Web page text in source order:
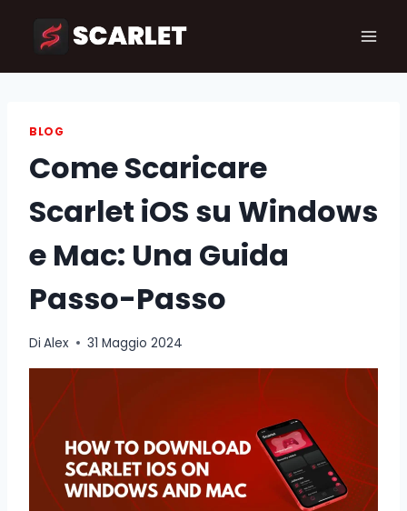
BLOG
Come Scaricare
Scarlet iOS su Windows
e Mac: Una Guida
Passo-Passo
Di Alex 31 Maggio 2024